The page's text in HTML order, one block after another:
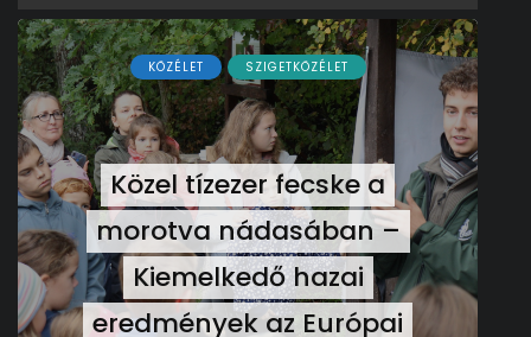
KÖZÉLET SZIGETKÖZÉLET
Közel tízezer fecske a
morotva nádasában –
Kiemelkedő hazai
eredmények az Európai